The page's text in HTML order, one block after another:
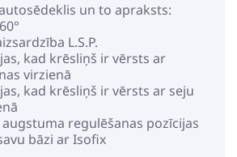
Logos I-Size Black 360
Autokrēsls 0-36 kg
324.99€
un to apraksts:
L.S.P.
kad krēsliņš ir vērsts ar
virzienā
kad krēsliņš ir vērsts ar seju
regulēšanas pozīcijas
bāzi ar Isofix